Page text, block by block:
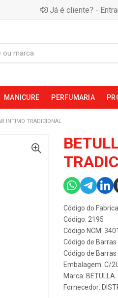
Já é cliente? -
MANICURE PERFUMARIA
INTIMO TRADICIONAL
Código do
Código: 2195
Código NCM:
Código de
Código de
Embalagem: C/
Marca: BETULLA
Fornecedor: